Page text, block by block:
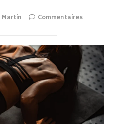
Martin
Commentaires